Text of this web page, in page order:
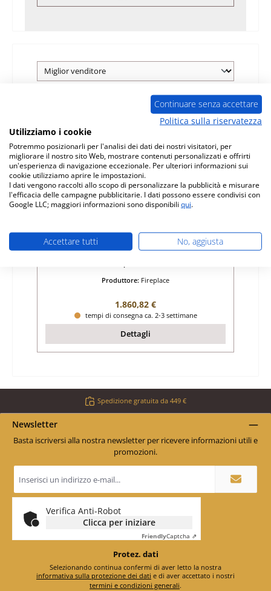
Fireplace Laurus vetro
Produttore: Fireplace
Prezzo normale:
1.860,82 €
tempi di consegna ca. 2-3 settimane
Dettagli
Spedizione gratuita da 449 €
Newsletter
Basta iscriversi alla nostra newsletter per ricevere informazioni utili e
promozioni.
e-
mail
*
Verifica Anti-Robot
Clicca per iniziare
FriendlyCaptcha ⇗
Protez. dati
informativa sulla protezione dei dati
termini e condizioni generali.
Continuare senza accettare
Politica sulla riservatezza
Utilizziamo i cookie
Potremmo posizionarli per l'analisi dei dati dei nostri visitatori, per
migliorare il nostro sito Web, mostrare contenuti personalizzati e offrirti
un'esperienza di navigazione eccezionale. Per ulteriori informazioni sui
cookie utilizziamo aprire le impostazioni.
I dati vengono raccolti allo scopo di personalizzare la pubblicità e misurare
l'efficacia delle campagne pubblicitarie. I dati possono essere condivisi con
Google LLC; maggiori informazioni sono disponibili qui.
Accettare tutti No, aggiusta